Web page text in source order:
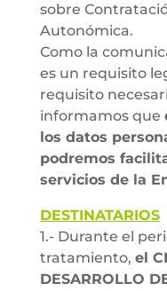
sobre
Autonómica.
Como la
es un requisito
requisito
informamos que
los datos
podremos
servicios de la
DESTINATARIOS
1.- Durante el
tratamiento, el
DESARROLLO